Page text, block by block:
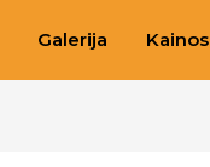
Galerija Kainos